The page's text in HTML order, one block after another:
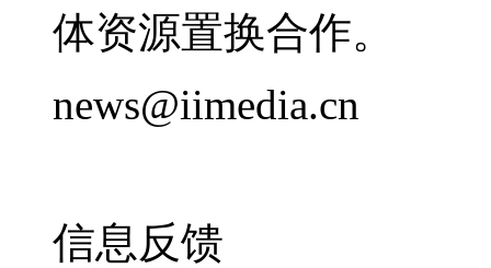
体资源置换合作。
news@iimedia.cn
信息反馈